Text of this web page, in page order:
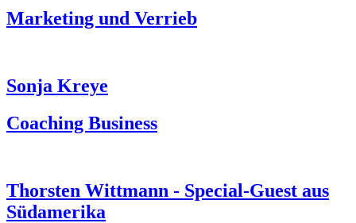
Marketing und Verrieb
Sonja Kreye
Coaching Business
Thorsten Wittmann - Special-Guest aus
Südamerika